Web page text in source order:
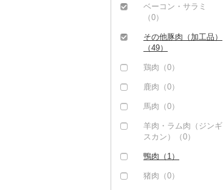
ベーコン・サラミ
（0）
その他豚肉（加工品）
（49）
鶏肉（0）
鹿肉（0）
馬肉（0）
羊肉・ラム肉（ジンギ
スカン）（0）
鴨肉（1）
猪肉（0）